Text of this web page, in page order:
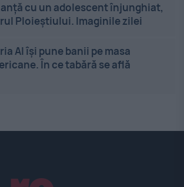
cu un adolescent înjunghiat,
Ploieștiului. Imaginile zilei
AI își pune banii pe masa
În ce tabără se află